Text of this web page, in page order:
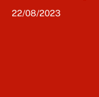
22/08/2023